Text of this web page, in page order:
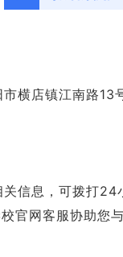
横店镇江南路13
关信息，可拨打
官网客服协助您